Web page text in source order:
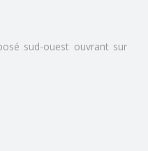
sud-ouest ouvrant sur